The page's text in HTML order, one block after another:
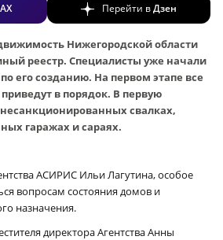
Перейти вДзен
Нижегородской области
реестр. Специалисты уже начали
его созданию. На первом этапе все
в порядок. В первую
свалках,
гаражах и сараях.
АСИРИС Ильи Лагутина, особое
вопросам состояния домов и
назначения.
директора Агентства Анны